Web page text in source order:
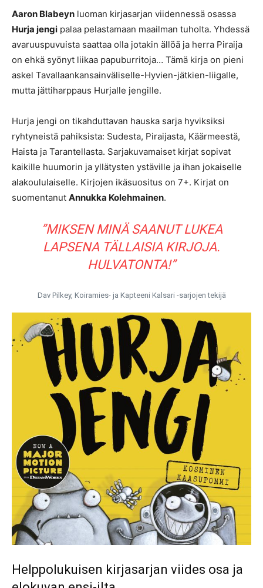
Aaron Blabeyn luoman kirjasarjan viidennessä osassa
Hurja jengi palaa pelastamaan maailman tuholta. Yhdessä
avaruuspuvuista saattaa olla jotakin ällöä ja herra Piraija
on ehkä syönyt liikaa papuburritoja… Tämä kirja on pieni
askel Tavallaan­kansainväliselle­-Hyvien-­jätkien-­liigalle,
mutta jättiharppaus Hurjalle jengille.
Hurja jengi on tikahduttavan hauska sarja hyviksiksi
ryhtyneistä pahiksista: Sudesta, Piraijasta, Käärmeestä,
Haista ja Tarantellasta. Sarjakuvamaiset kirjat sopivat
kaikille huumorin ja yllätysten ystäville ja ihan jokaiselle
alakoululaiselle. Kirjojen ikäsuositus on 7+. Kirjat on
suomentanut Annukka Kolehmainen.
”MIKSEN MINÄ SAANUT LUKEA
LAPSENA TÄLLAISIA KIRJOJA.
HULVATONTA!”
Dav Pilkey, Koiramies- ja Kapteeni Kalsari -sarjojen tekijä
Helppolukuisen kirjasarjan viides osa ja